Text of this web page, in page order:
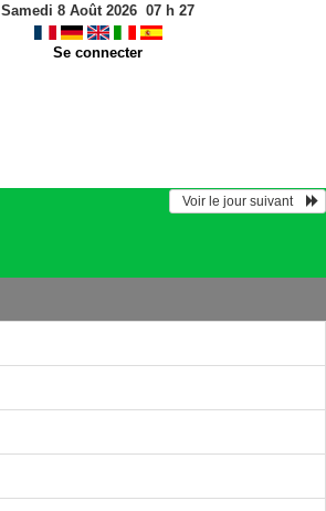
Samedi 8 Août 2026 07 h 27
Se connecter
  Voir le jour suivant